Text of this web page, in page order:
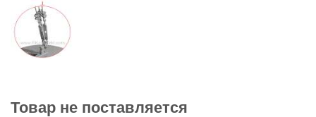
Товар не поставляется